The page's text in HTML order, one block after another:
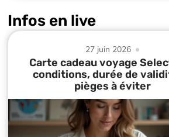
Infos en live
27 juin 2026
Carte cadeau voyage
conditions, durée de
pièges à éviter